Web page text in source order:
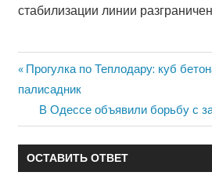
стабилизации линии
Навигация
записям
Предыдущая
запись:
Прогулка по Теплодару: куб
палисадник
Следующая
запись:
В Одессе объявили борьбу с
ОСТАВИТЬ ОТВЕТ